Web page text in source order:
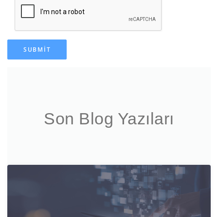
SUBMIT
Son Blog Yazıları